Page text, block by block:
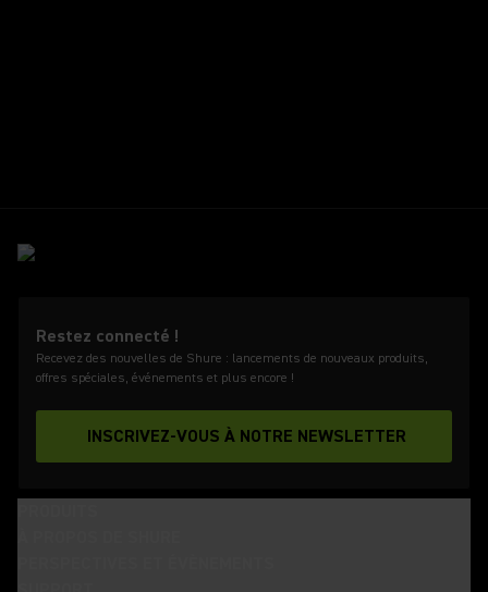
Restez connecté !
Recevez des nouvelles de Shure : lancements de nouveaux produits,
offres spéciales, événements et plus encore !
INSCRIVEZ-VOUS À NOTRE NEWSLETTER